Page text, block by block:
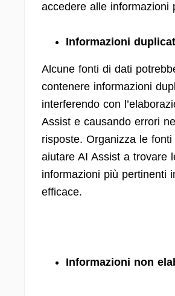
accedere alle informazioni
Informazioni
Alcune fonti di dati
contenere informazioni
interferendo con
Assist e causando errori
risposte. Organizza le
aiutare AI Assist a trovare
informazioni più pertinenti
efficace.
Informazioni non